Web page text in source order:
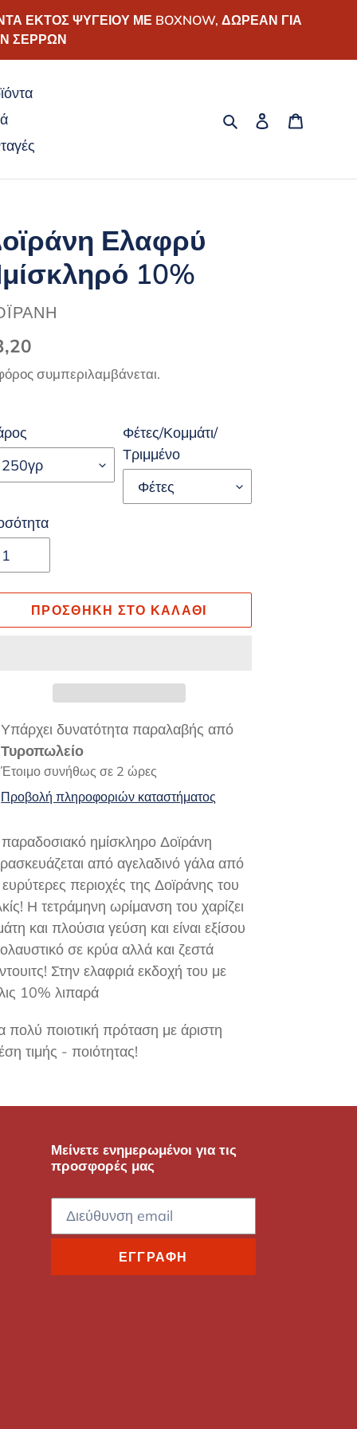
ΕΚΤΟΣ ΨΥΓΕΙΟΥ ΜΕ BOXNOW, ΔΩΡΕΑΝ ΓΙΑ
ΣΕΡΡΩΝ
Αναζήτηση
Σύνδεση
Ελαφρύ
10%
συμπεριλαμβάνεται.
Φέτες/Κομμάτι/
Τριμμένο
ΠΡΟΣΘΉΚΗ ΣΤΟ ΚΑΛΆΘΙ
Υπάρχει δυνατότητα παραλαβής από
Τυροπωλείο
Έτοιμο συνήθως σε 2 ώρες
Προβολή πληροφοριών καταστήματος
ημίσκληρο Δοϊράνη
από αγελαδινό γάλα από
ευρύτερες περιοχές της Δοϊράνης του
Η τετράμηνη ωρίμανση του χαρίζει
και πλούσια γεύση και είναι εξίσου
σε κρύα αλλά και ζεστά
Στην ελαφριά εκδοχή του με
10% λιπαρά
πολύ ποιοτική πρόταση με άριστη
τιμής - ποιότητας!
Μείνετε ενημερωμένοι για τις
προσφορές μας
ΕΓΓΡΑΦΉ